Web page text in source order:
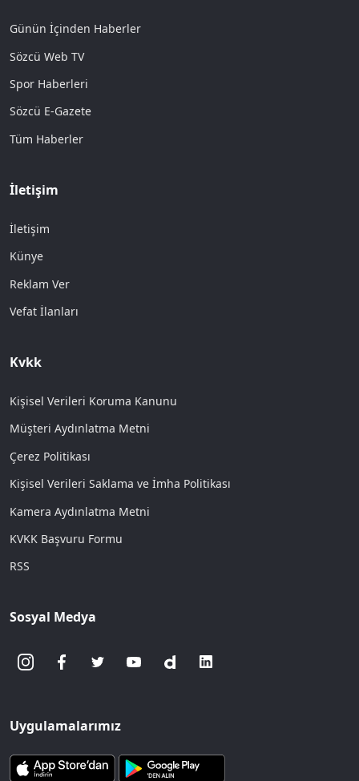
Günün İçinden Haberler
Sözcü Web TV
Spor Haberleri
Sözcü E-Gazete
Tüm Haberler
İletişim
İletişim
Künye
Reklam Ver
Vefat İlanları
Kvkk
Kişisel Verileri Koruma Kanunu
Müşteri Aydınlatma Metni
Çerez Politikası
Kişisel Verileri Saklama ve İmha Politikası
Kamera Aydınlatma Metni
KVKK Başvuru Formu
RSS
Sosyal Medya
Uygulamalarımız